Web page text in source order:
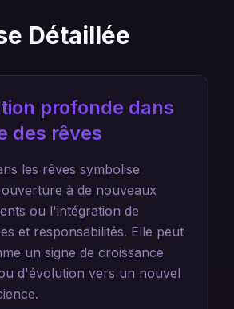
Détaillée
profonde dans
des rêves
les rêves symbolise
à de nouveaux
ou l'intégration de
et responsabilités. Elle peut
un signe de croissance
d'évolution vers un nouvel